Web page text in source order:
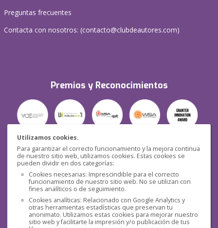
Utilizamos cookies.
Para garantizar el correcto funcionamiento y la mejora continua
de nuestro sitio web, utilizamos cookies. Estas cookies se
pueden dividir en dos categorías:
Cookies necesarias: Imprescindible para el correcto
funcionamiento de nuestro sitio web. No se utilizan con
fines analíticos o de seguimiento.
Cookies analíticas: Relacionado con Google Analytics y
otras herramientas estadísticas que preservan tu
anonimato. Utilizamos estas cookies para mejorar nuestro
sitio web y facilitarte la impresión y/o publicación de tus
Preguntas frecuentes
Contacta con nosotros: (contacto@clubdeautores.com)
Premios y Reconocimientos
Seguridad
Redes sociales